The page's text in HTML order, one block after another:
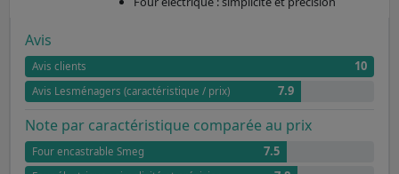
Avis
Avis clients 10
Avis Lesménagers (caractéristique / prix) 7.9
Note par caractéristique comparée au prix
Four encastrable Smeg 7.5